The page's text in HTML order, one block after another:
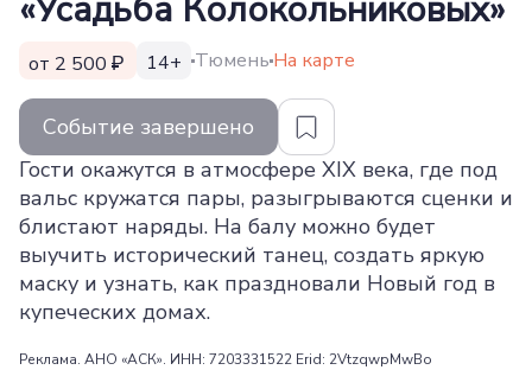
«Усадьба Колокольниковых»
от 2 500 14+ ТюменьНа карте
Событие завершено
Гости окажутся в атмосфере XIX века, где под
вальс кружатся пары, разыгрываются сценки и
блистают наряды. На балу можно будет
выучить исторический танец, создать яркую
маску и узнать, как праздновали Новый год в
купеческих домах.
Реклама. АНО «АСК». ИНН: 7203331522 Erid: 2VtzqwpMwBo